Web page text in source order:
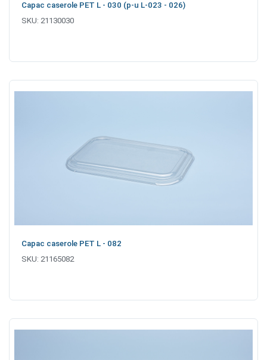
Capac caserole PET L - 030 (p-u L-023 - 026)
SKU: 21130030
Capac caserole PET L - 082
SKU: 21165082